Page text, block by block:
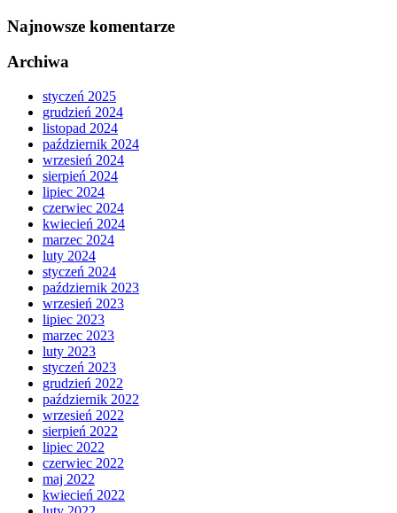
Najnowsze komentarze
Archiwa
styczeń 2025
grudzień 2024
listopad 2024
październik 2024
wrzesień 2024
sierpień 2024
lipiec 2024
czerwiec 2024
kwiecień 2024
marzec 2024
luty 2024
styczeń 2024
październik 2023
wrzesień 2023
lipiec 2023
marzec 2023
luty 2023
styczeń 2023
grudzień 2022
październik 2022
wrzesień 2022
sierpień 2022
lipiec 2022
czerwiec 2022
maj 2022
kwiecień 2022